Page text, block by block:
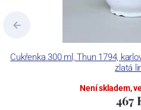
Cukřenka 300 ml, Thun 1794,
zlatá
Není skladem,
467